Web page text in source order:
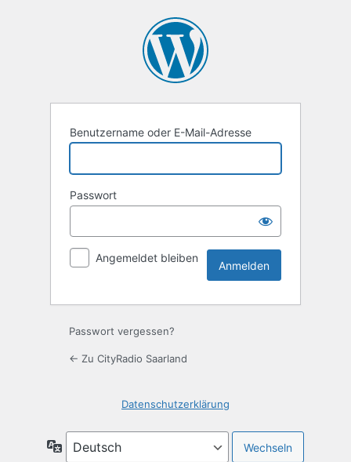
Benutzername oder E-Mail-Adresse
Passwort
Angemeldet bleiben
Passwort vergessen?
← Zu CityRadio Saarland
Datenschutzerklärung
Sprache